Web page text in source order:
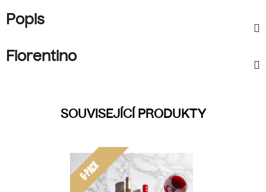
Popis
Fiorentino
SOUVISEJÍCÍ PRODUKTY
6-PACK